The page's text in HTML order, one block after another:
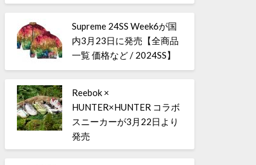
Supreme 24SS Week6が国
内3月23日に発売【全商品
一覧 価格など / 2024SS】
Reebok ×
HUNTER×HUNTER コラボ
スニーカーが3月22日より
発売